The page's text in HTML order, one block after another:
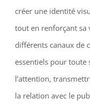
créer une identité
tout en renforçant sa
différents canaux de
essentiels pour toute
l’attention,
la relation avec le